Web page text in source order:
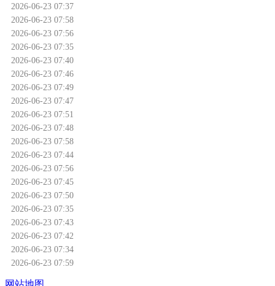
2026-06-23 07:37
2026-06-23 07:58
2026-06-23 07:56
2026-06-23 07:35
2026-06-23 07:40
2026-06-23 07:46
2026-06-23 07:49
2026-06-23 07:47
2026-06-23 07:51
2026-06-23 07:48
2026-06-23 07:58
2026-06-23 07:44
2026-06-23 07:56
2026-06-23 07:45
2026-06-23 07:50
2026-06-23 07:35
2026-06-23 07:43
2026-06-23 07:42
2026-06-23 07:34
2026-06-23 07:59
网站地图